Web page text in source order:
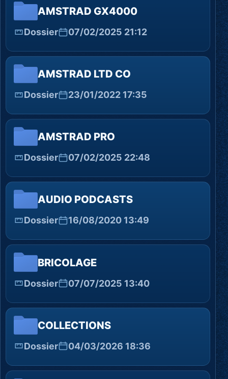
AMSTRAD GX4000
Dossier 07/02/2025 21:12
AMSTRAD LTD CO
Dossier 23/01/2022 17:35
AMSTRAD PRO
Dossier 07/02/2025 22:48
AUDIO PODCASTS
Dossier 16/08/2020 13:49
BRICOLAGE
Dossier 07/07/2025 13:40
COLLECTIONS
Dossier 04/03/2026 18:36